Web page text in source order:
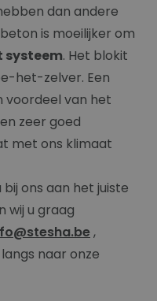
dan andere
is moeilijker om
systeem. Het blokit
het-zelver. Een
van het
zeer goed
met ons klimaat
ons aan het juiste
wij u graag
,
naar onze